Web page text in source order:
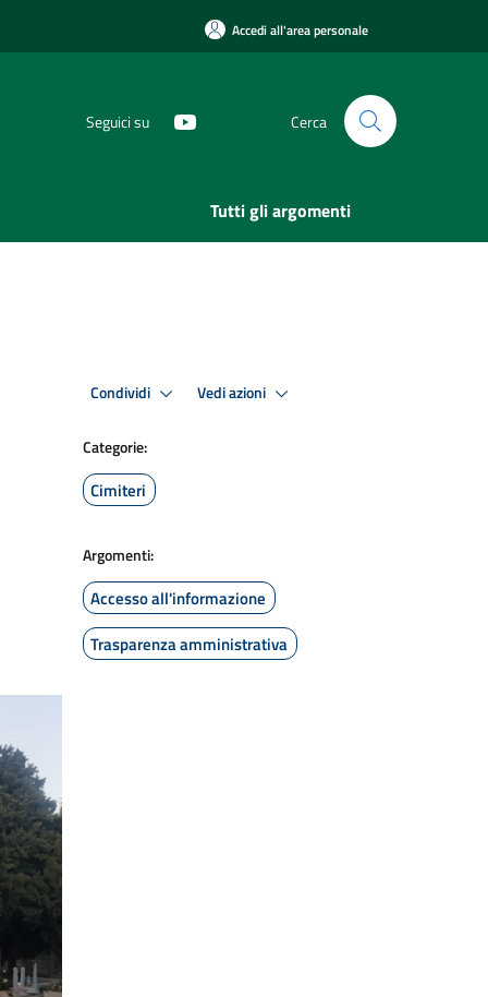
Accedi all'area personale
Seguici su Cerca
Tutti gli argomenti
Condividi Vedi azioni
Categorie:
Cimiteri
Argomenti:
Accesso all'informazione
Trasparenza amministrativa